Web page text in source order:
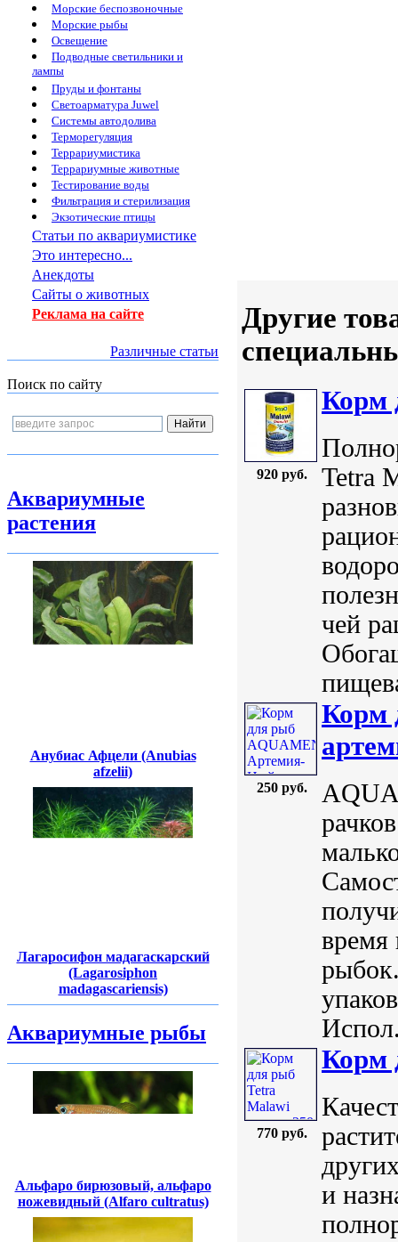
Морские беспозвоночные
Морские рыбы
Освещение
Подводные светильники и
лампы
Пруды и фонтаны
Светоарматура Juwel
Системы автодолива
Терморегуляция
Террариумистика
Террариумные животные
Тестирование воды
Фильтрация и стерилизация
Экзотические птицы
Статьи по аквариумистике
Это интересно...
Анекдоты
Сайты о животных
Реклама на сайте
Различные статьи
Поиск по сайту
Аквариумные
растения
Анубиас Афцели (Anubias
afzelii)
Лагаросифон мадагаскарский
(Lagarosiphon
madagascariensis)
Аквариумные рыбы
Альфаро бирюзовый, альфаро
ножевидный (Alfaro cultratus)
Другие
920 руб.
Корм
Tetra
чей
250 руб.
Корм
время
770 руб.
Корм
и